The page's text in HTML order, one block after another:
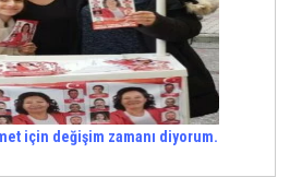
için değişim zamanı diyorum.